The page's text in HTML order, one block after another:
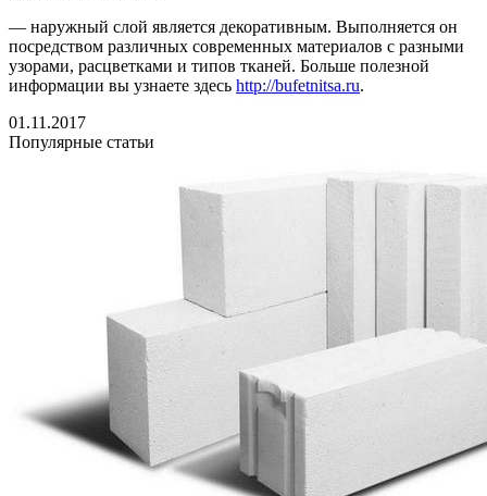
— наружный слой является декоративным. Выполняется он
посредством различных современных материалов с разными
узорами, расцветками и типов тканей. Больше полезной
информации вы узнаете здесь http://bufetnitsa.ru.
01.11.2017
Популярные статьи